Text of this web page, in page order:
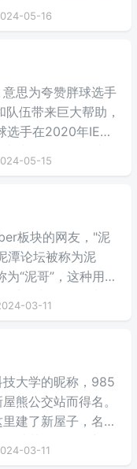
05-16
思为夸赞胖球选手
伍带来巨大帮助，
选手在2020年IEM
接化身邪恶胖球，
。
05-15
板块的网友，"泥
潭论坛被称为泥
“泥哥”，这种用法
土的颜色，因此用
03-11
大学的昵称，985
熊公交站而得名。
建了新屋子，名字
清楚了。但是新屋
人知的外号“关山口
03-11